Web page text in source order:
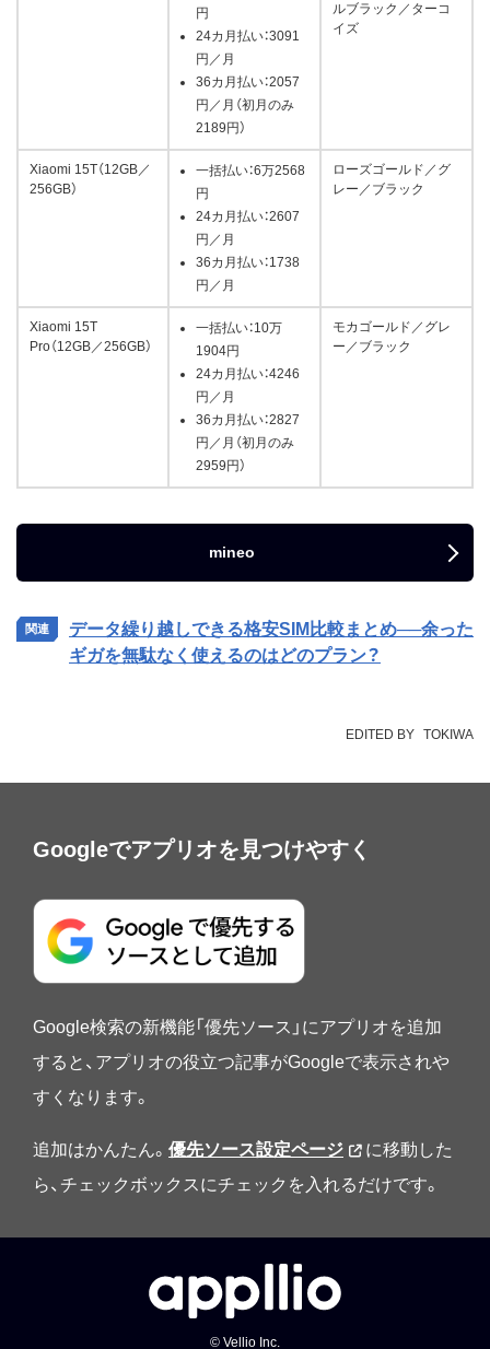
円
24カ月払い：3091
円／月
36カ月払い：2057
円／月（初月のみ
2189円）
ルブラック／ターコ
イズ
Xiaomi 15T（12GB／
256GB）
一括払い：6万2568
円
24カ月払い：2607
円／月
36カ月払い：1738
円／月
ローズゴールド／グ
レー／ブラック
Xiaomi 15T
Pro（12GB／256GB）
一括払い：10万
1904円
24カ月払い：4246
円／月
36カ月払い：2827
円／月（初月のみ
2959円）
モカゴールド／グレ
ー／ブラック
mineo
データ繰り越しできる格安SIM比較まとめ──余った
ギガを無駄なく使えるのはどのプラン？
EDITED BY TOKIWA
Googleでアプリオを見つけやすく
Google検索の新機能「優先ソース」にアプリオを追加
すると、アプリオの役立つ記事がGoogleで表示されや
すくなります。
追加はかんたん。 優先ソース設定ページ
に移動した
ら、チェックボックスにチェックを入れるだけです。
© Vellio Inc.